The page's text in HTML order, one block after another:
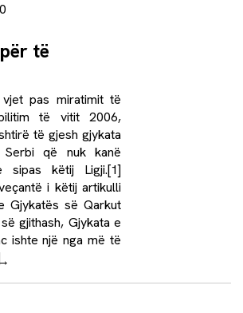
të
pas miratimit të
të vitit 2006,
të gjesh gjykata
që nuk kanë
sipas këtij Ligji.[1]
i këtij artikulli
Gjykatës së Qarkut
gjithash, Gjykata e
ishte një nga më të